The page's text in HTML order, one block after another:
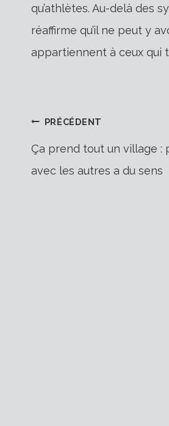
qu’athlètes. Au-delà des
réaffirme qu’il ne peut y
appartiennent à ceux qui
PRÉCÉDENT
Ça prend tout un village :
avec les autres a du sens